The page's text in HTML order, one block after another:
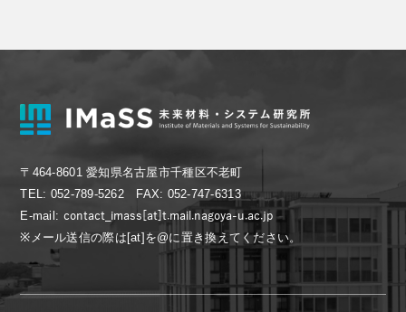
〒464-8601 愛知県名古屋市千種区不老町
TEL: 052-789-5262 FAX: 052-747-6313
E-mail:
※メール送信の際は[at]を@に置き換えてください。